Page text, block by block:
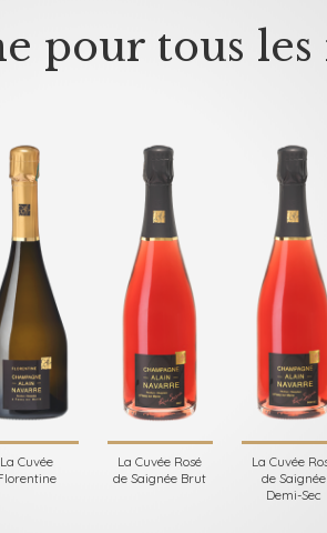
pour tous
La Cuvée
La Cuvée Rosé
de Saignée Brut
La Cuvée
de Saignée
Demi-Sec